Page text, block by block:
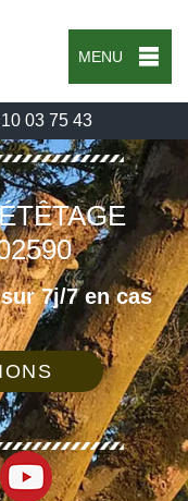
MENU
03 75 43
7j/7 en cas